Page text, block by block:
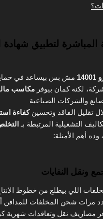
المباشرة لتطبيق شهادة
مش بس بيساعد في حماية
لكنه كمان بيوفر مكاسب
والشركات الصناعية
تقليل الفاقد وتحسينكفاءة
التشغيلية المرتبطة بـ
، وده أهم الأمثلة:
ونقل النفايات
اللي بيطلع من خطوط
مرات شحن المخلفات للمدافن
مصاريف نقل وتعاقدات شهرية